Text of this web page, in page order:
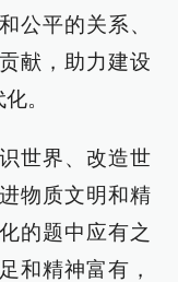
公平的关系、
献，助力建设
。
世界、改造世
物质文明和精
的题中应有之
和精神富有，